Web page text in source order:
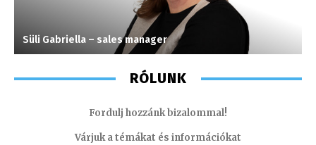
Süli Gabriella – sales manager
RÓLUNK
Fordulj hozzánk bizalommal!
Várjuk a témákat és információkat